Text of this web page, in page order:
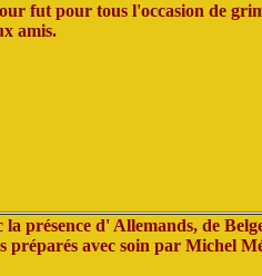
fut pour tous l'occasion de
amis.
d' Allemands, de
avec soin par Michel